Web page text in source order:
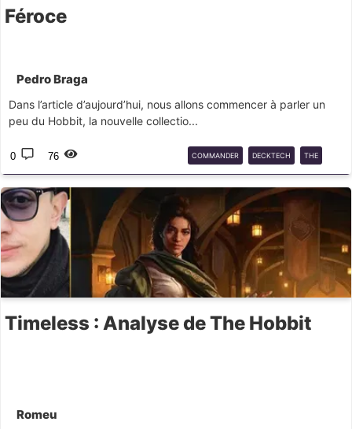
Féroce
Pedro Braga
Dans l’article d’aujourd’hui, nous allons commencer à parler un
peu du Hobbit, la nouvelle collectio...
0 76 COMMANDER DECKTECH THE
HOBBIT HOB EDH
Timeless : Analyse de The Hobbit
Romeu